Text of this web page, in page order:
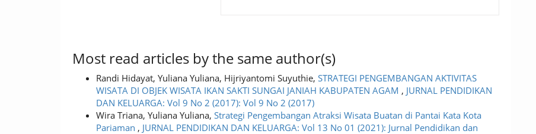
Most read articles by the same author(s)
Randi Hidayat, Yuliana Yuliana, Hijriyantomi Suyuthie, STRATEGI PENGEMBANGAN AKTIVITAS
WISATA DI OBJEK WISATA IKAN SAKTI SUNGAI JANIAH KABUPATEN AGAM , JURNAL PENDIDIKAN
DAN KELUARGA: Vol 9 No 2 (2017): Vol 9 No 2 (2017)
Wira Triana, Yuliana Yuliana, Strategi Pengembangan Atraksi Wisata Buatan di Pantai Kata Kota
Pariaman , JURNAL PENDIDIKAN DAN KELUARGA: Vol 13 No 01 (2021): Jurnal Pendidikan dan